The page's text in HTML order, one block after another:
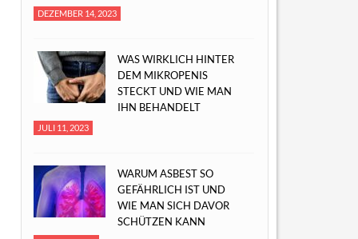
DEZEMBER 14, 2023
WAS WIRKLICH HINTER
DEM MIKROPENIS
STECKT UND WIE MAN
IHN BEHANDELT
JULI 11, 2023
WARUM ASBEST SO
GEFÄHRLICH IST UND
WIE MAN SICH DAVOR
SCHÜTZEN KANN